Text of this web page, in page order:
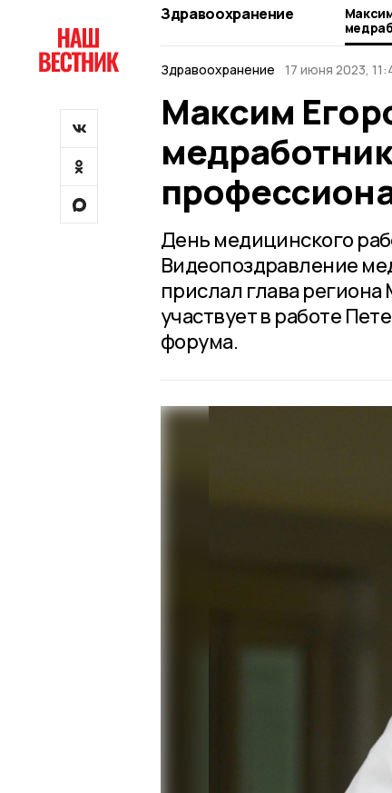
Здравоохранение
Здравоохранение 17 июня 2023,
Максим
День медицинского
Видеопоздравление
прислал глава региона
участвует в работе
форума.